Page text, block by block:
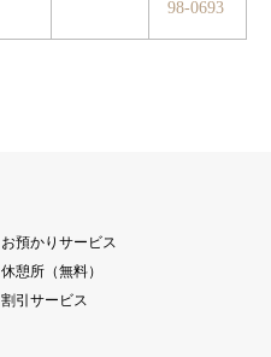
98-0693
お預かりサービス
休憩所（無料）
割引サービス